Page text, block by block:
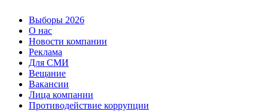
Выборы 2026
О нас
Новости компании
Реклама
Для СМИ
Вещание
Вакансии
Лица компании
Противодействие коррупции